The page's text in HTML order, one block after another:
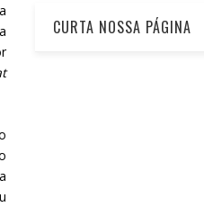
CURTA NOSSA PÁGINA